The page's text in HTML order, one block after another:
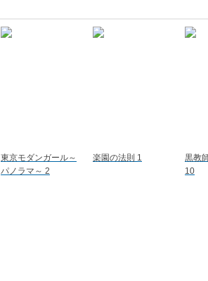
東京モダンガール～
パノラマ～ 2
楽園の法則 1
黒教
10